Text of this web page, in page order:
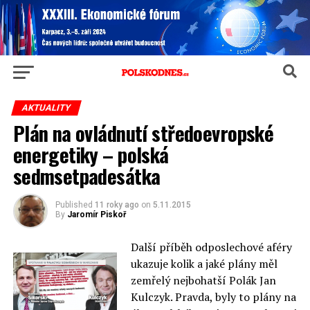
AKTUALITY
Plán na ovládnutí středoevropské
energetiky – polská
sedmsetpadesátka
Published 11 roky ago on 5.11.2015
By Jaromír Piskoř
Další příběh odposlechové aféry
ukazuje kolik a jaké plány měl
zemřelý nejbohatší Polák Jan
Kulczyk. Pravda, byly to plány na